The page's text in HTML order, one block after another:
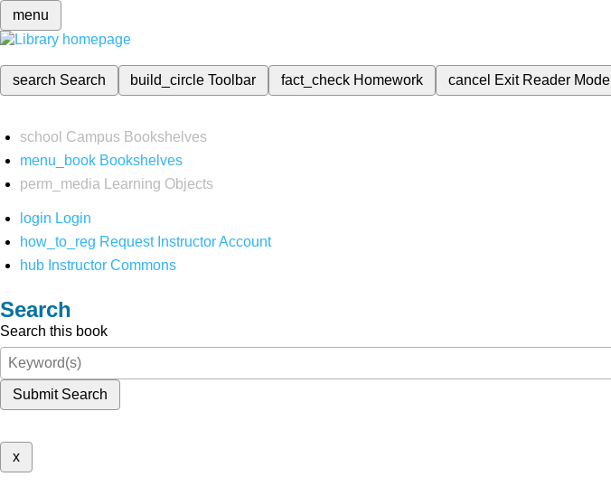
menu
search Search build_circleToolbar fact_check Homework cancel Exit Reader Mode
school Campus Bookshelves
menu_book Bookshelves
perm_media
Learning Objects
login Login
how_to_reg Request Instructor Account
hub Instructor Commons
Search
Search this book
Submit Search
x